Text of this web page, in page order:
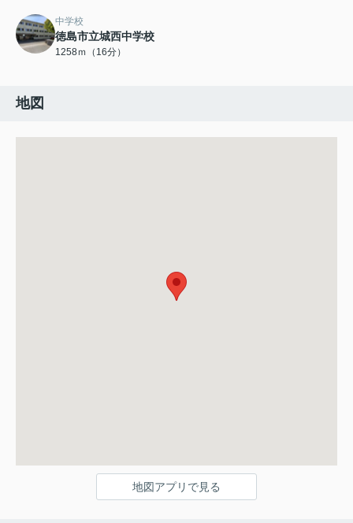
中学校
徳島市立城西中学校
1258ｍ（16分）
地図
地図アプリで見る